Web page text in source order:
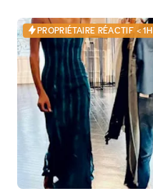
PROPRIÉTAIRE RÉACTIF < 1H